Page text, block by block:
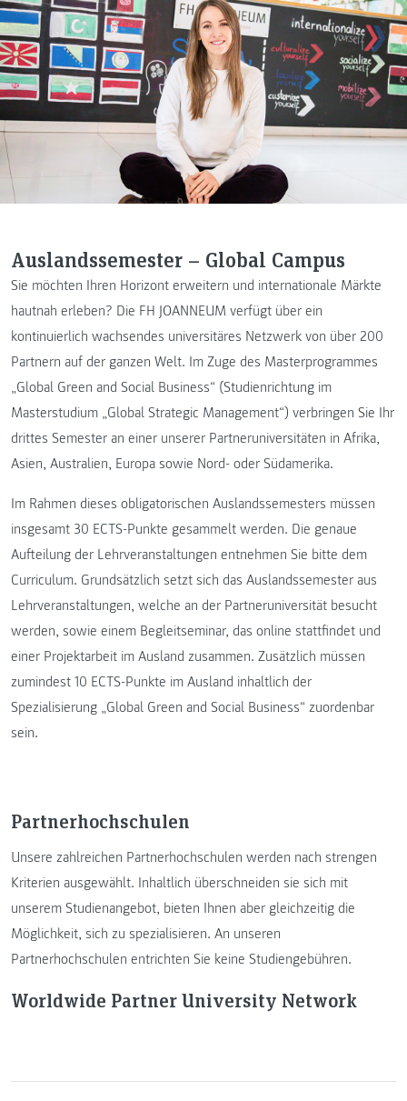
Auslandssemester – Global Campus
Sie möchten Ihren Horizont erweitern und internationale Märkte
hautnah erleben? Die FH JOANNEUM verfügt über ein
kontinuierlich wachsendes universitäres Netzwerk von über 200
Partnern auf der ganzen Welt. Im Zuge des Masterprogrammes
„Global Green and Social Business“ (Studienrichtung im
Masterstudium „Global Strategic Management“) verbringen Sie Ihr
drittes Semester an einer unserer Partneruniversitäten in Afrika,
Asien, Australien, Europa sowie Nord- oder Südamerika.
Im Rahmen dieses obligatorischen Auslandssemesters müssen
insgesamt 30 ECTS-Punkte gesammelt werden. Die genaue
Aufteilung der Lehrveranstaltungen entnehmen Sie bitte dem
Curriculum. Grundsätzlich setzt sich das Auslandssemester aus
Lehrveranstaltungen, welche an der Partneruniversität besucht
werden, sowie einem Begleitseminar, das online stattfindet und
einer Projektarbeit im Ausland zusammen. Zusätzlich müssen
zumindest 10 ECTS-Punkte im Ausland inhaltlich der
Spezialisierung „Global Green and Social Business“ zuordenbar
sein.
Partnerhochschulen
Unsere zahlreichen Partnerhochschulen werden nach strengen
Kriterien ausgewählt. Inhaltlich überschneiden sie sich mit
unserem Studienangebot, bieten Ihnen aber gleichzeitig die
Möglichkeit, sich zu spezialisieren. An unseren
Partnerhochschulen entrichten Sie keine Studiengebühren.
Worldwide Partner University Network